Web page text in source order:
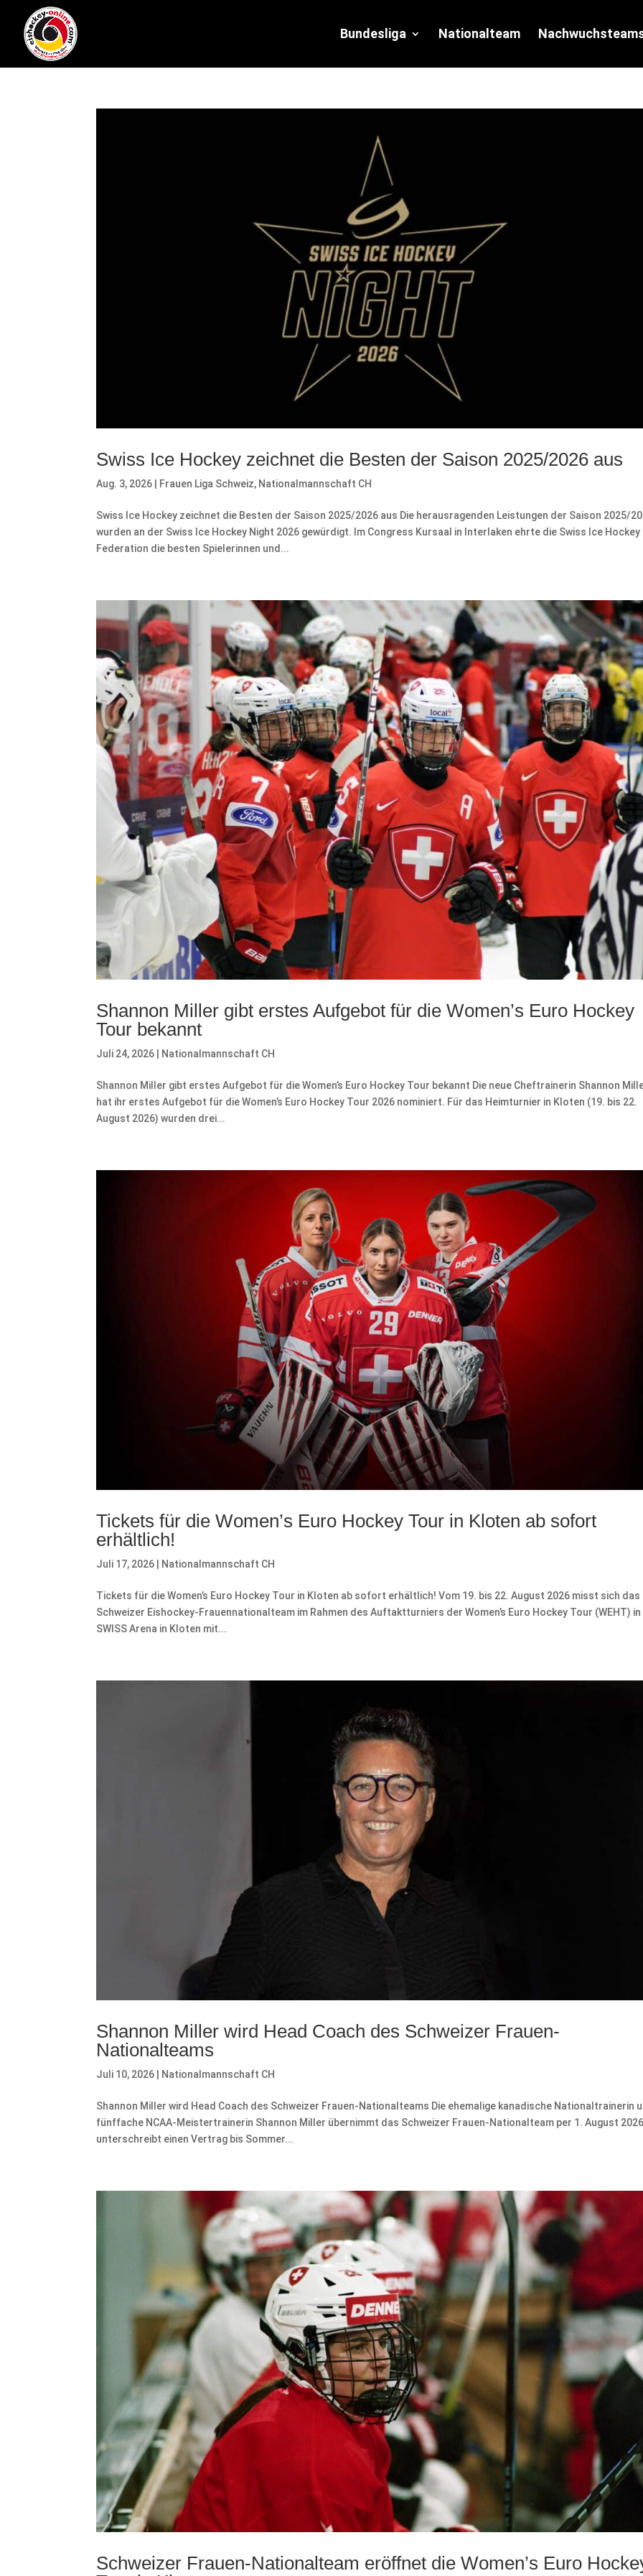
Bundesliga Nationalteam
Swiss Ice Hockey zeichnet die Besten der Saison 2025/2026 aus
Aug. 3, 2026 Frauen Liga Schweiz, Nationalmannschaft CH
Swiss Ice Hockey zeichnet die Besten der Saison 2025/2026 aus Die herausragenden Leistungen der Saison 2025/
wurden an der Swiss Ice Hockey Night 2026 gewürdigt. Im Congress Kursaal in Interlaken ehrte die Swiss Ice Hockey
Federation die besten Spielerinnen und...
Shannon Miller gibt erstes Aufgebot für die Women’s Euro Hockey
Tour bekannt
Juli 24, 2026 Nationalmannschaft CH
Shannon Miller gibt erstes Aufgebot für die Women’s Euro Hockey Tour bekannt Die neue Cheftrainerin Shannon
hat ihr erstes Aufgebot für die Women’s Euro Hockey Tour 2026 nominiert. Für das Heimturnier in Kloten (19. bis 22.
August 2026) wurden drei...
Tickets für die Women’s Euro Hockey Tour in Kloten ab sofort
erhältlich!
Juli 17, 2026 Nationalmannschaft CH
Tickets für die Women’s Euro Hockey Tour in Kloten ab sofort erhältlich! Vom 19. bis 22. August 2026 misst sich das
Schweizer Eishockey-Frauennationalteam im Rahmen des Auftaktturniers der Women’s Euro Hockey Tour (WEHT)
SWISS Arena in Kloten mit...
Shannon Miller wird Head Coach des Schweizer Frauen-
Nationalteams
Juli 10, 2026 Nationalmannschaft CH
Shannon Miller wird Head Coach des Schweizer Frauen-Nationalteams Die ehemalige kanadische Nationaltrainerin
fünffache NCAA-Meistertrainerin Shannon Miller übernimmt das Schweizer Frauen-Nationalteam per 1. August
unterschreibt einen Vertrag bis Sommer...
Schweizer Frauen-Nationalteam eröffnet die Women’s Euro